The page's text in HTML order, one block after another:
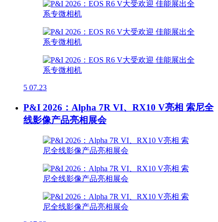
5 07.23
P&I 2026：Alpha 7R VI、RX10 V亮相 索尼全
线影像产品亮相展会